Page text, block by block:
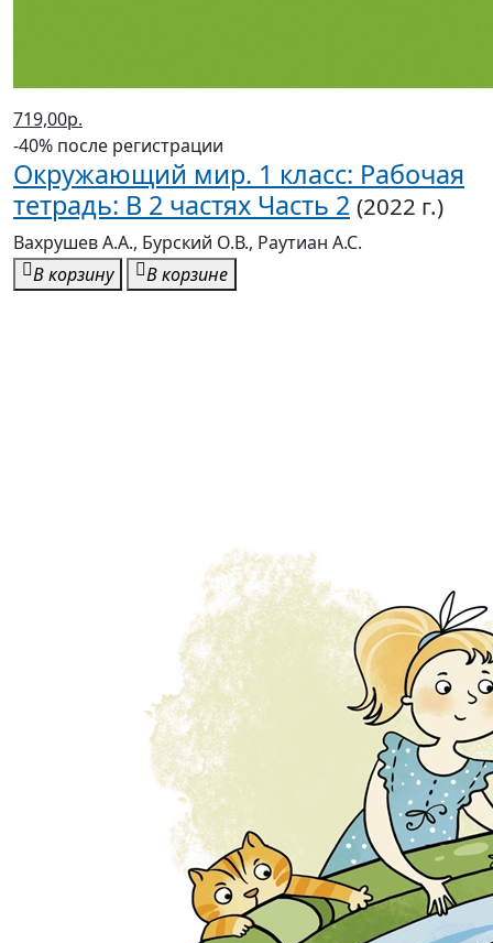
719,00р.
-40% после регистрации
Окружающий мир. 1 класс: Рабочая
тетрадь: В 2 частях Часть 2 (2022 г.)
Вахрушев А.А., Бурский О.В., Раутиан А.С.
В корзину
В корзине